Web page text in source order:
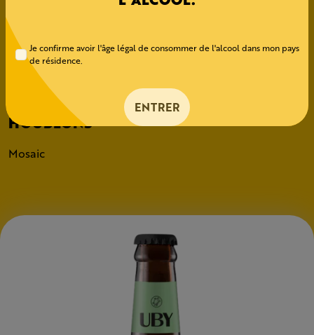
MALT
Pilsen, Clara, Clair, Blé
HOUBLONS
Mosaic
Je confirme avoir l'âge légal de consommer de l'alcool dans mon pays
de résidence.
ENTRER